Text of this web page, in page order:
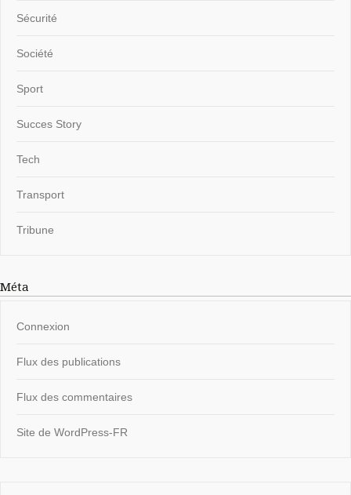
Sécurité
Société
Sport
Succes Story
Tech
Transport
Tribune
Méta
Connexion
Flux des publications
Flux des commentaires
Site de WordPress-FR